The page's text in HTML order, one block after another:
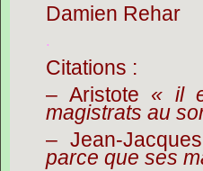
Damien Rehar
.
Citations :
– Aristote « il
magistrats au
– Jean-
parce que ses